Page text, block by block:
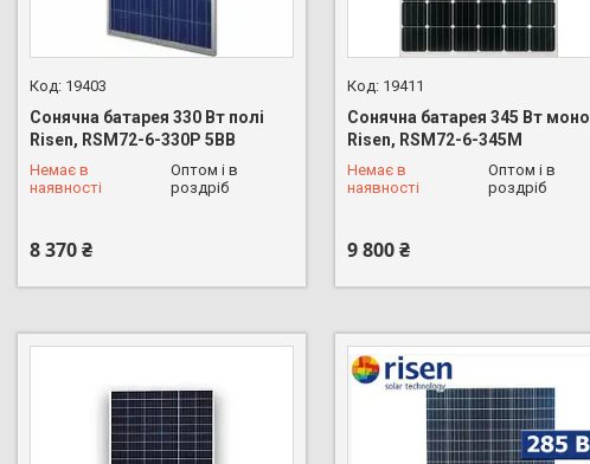
19403
Сонячна батарея 330 Вт полі
Risen, RSM72-6-330P 5BB
Немає в
наявності
Оптом і в
роздріб
8 370 ₴
+380 (68) 626-16-53
19411
Сонячна батарея 345 Вт моно
Risen, RSM72-6-345M
Немає в
наявності
Оптом і в
роздріб
9 800 ₴
+380 (68) 626-16-53